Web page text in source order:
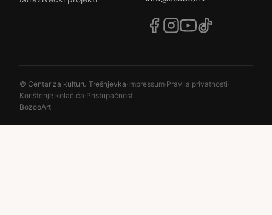
© Centar za kulturu Trešnjevka·Impressum·Pravila privatnosti·
Korištenje kolačića·Pristupačnost
BozooArt